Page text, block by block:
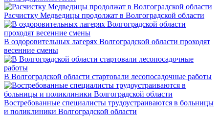
Расчистку Медведицы продолжат в Волгоградской области
В оздоровительных лагерях Волгоградской области проходят
весенние смены
В Волгоградской области стартовали лесопосадочные работы
Востребованные специалисты трудоустраиваются в больницы
и поликлиники Волгоградской области